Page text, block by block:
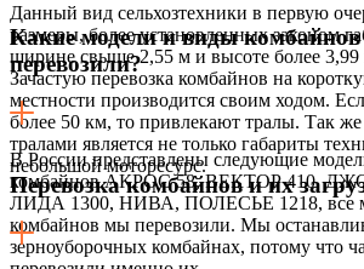
Данный вид сельхозтехники в первую
размеры, более установленных законом
ширине свыше 2,55 м и высоте более 3,99
Зачастую перевозка комбайнов на
местности производится своим ходом.
более 50 км, то привлекают тралы. Так
тралами является не только габариты
небольшой моторесурс.
Какие модели и виды
перевозили?
В России представлены следующие
комбайнов АКРОС 58, ВЕКТОР 410,
ЛИДА 1300, НИВА, ПОЛЕСЬЕ 1218, все
комбайнов мы перевозили. Мы
зерноуборочных комбайнах, потому что
Перевозка комбайнов и их